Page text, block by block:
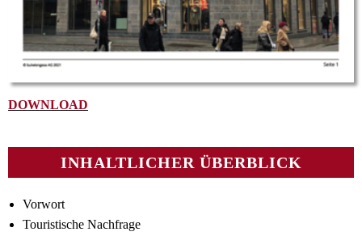
DOWNLOAD
INHALTLICHER ÜBERBLICK
Vorwort
Touristische Nachfrage